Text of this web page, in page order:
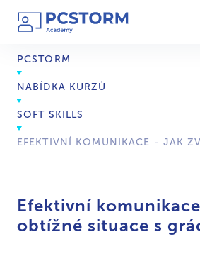
PCSTORM
NABÍDKA KURZŮ
SOFT SKILLS
EFEKTIVNÍ KOMUNIKACE - JAK
Efektivní
obtížné situace s